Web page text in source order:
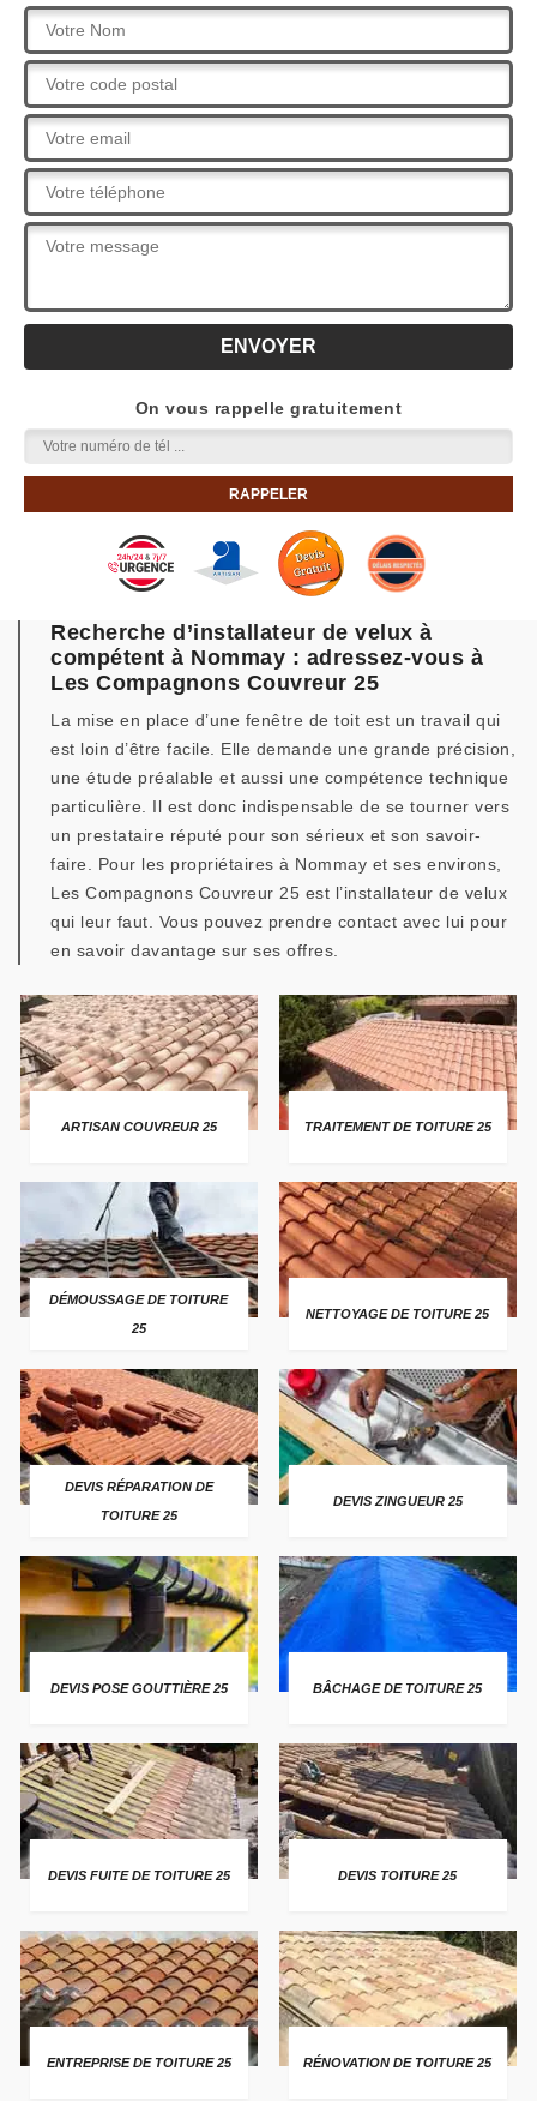
On vous rappelle gratuitement
Recherche d’installateur de velux à
compétent à Nommay : adressez-vous à
Les Compagnons Couvreur 25
La mise en place d’une fenêtre de toit est un travail qui
est loin d’être facile. Elle demande une grande précision,
une étude préalable et aussi une compétence technique
particulière. Il est donc indispensable de se tourner vers
un prestataire réputé pour son sérieux et son savoir-
faire. Pour les propriétaires à Nommay et ses environs,
Les Compagnons Couvreur 25 est l’installateur de velux
qui leur faut. Vous pouvez prendre contact avec lui pour
en savoir davantage sur ses offres.
ARTISAN COUVREUR 25 TRAITEMENT DE TOITURE 25
DÉMOUSSAGE DE TOITURE
25
NETTOYAGE DE TOITURE 25
DEVIS RÉPARATION DE
TOITURE 25
DEVIS ZINGUEUR 25
DEVIS POSE GOUTTIÈRE 25 BÂCHAGE DE TOITURE 25
DEVIS FUITE DE TOITURE 25 DEVIS TOITURE 25
ENTREPRISE DE TOITURE 25 RÉNOVATION DE TOITURE 25